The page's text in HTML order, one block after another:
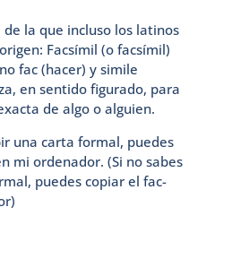
la que incluso los latinos
Facsímil (o facsímil)
fac (hacer) y simile
en sentido figurado, para
de algo o alguien.
una carta formal, puedes
mi ordenador. (Si no sabes
puedes copiar el fac-